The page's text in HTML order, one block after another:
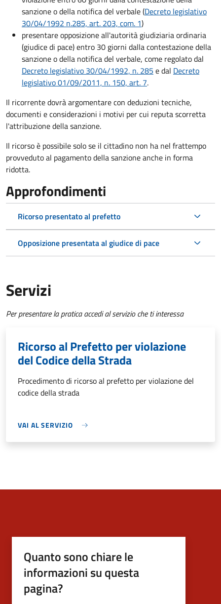
sanzione o della notifica del verbale (Decreto legislativo
30/04/1992 n.285, art. 203, com. 1)
presentare opposizione all'autorità giudiziaria ordinaria
(giudice di pace) entro 30 giorni dalla contestazione della
sanzione o della notifica del verbale, come regolato dal
Decreto legislativo 30/04/1992, n. 285 e dal Decreto
legislativo 01/09/2011, n. 150, art. 7.
Il ricorrente dovrà argomentare con deduzioni tecniche,
documenti e considerazioni i motivi per cui reputa scorretta
l'attribuzione della sanzione.
Il ricorso è possibile solo se il cittadino non ha nel frattempo
provveduto al pagamento della sanzione anche in forma
ridotta.
Approfondimenti
Ricorso presentato al prefetto
Opposizione presentata al giudice di pace
Servizi
Per presentare la pratica accedi al servizio che ti interessa
Ricorso al Prefetto per violazione
del Codice della Strada
Procedimento di ricorso al prefetto per violazione del
codice della strada
VAI AL SERVIZIO
Quanto sono chiare le
informazioni su questa
pagina?